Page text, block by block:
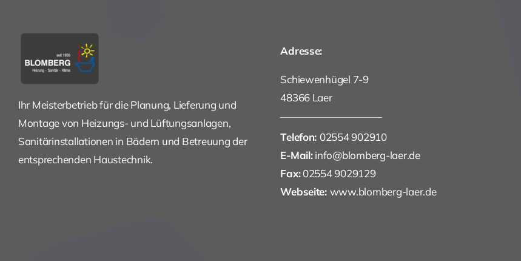
Ihr Meisterbetrieb für die Planung, Lieferung und
Montage von Heizungs- und Lüftungsanlagen,
Sanitärinstallationen in Bädern und Betreuung der
entsprechenden Haustechnik.
Adresse:
Schiewenhügel 7-9
48366 Laer
Telefon: 02554 902910
E-Mail: info@blomberg-laer.de
Fax: 02554 9029129
Webseite: www.blomberg-laer.de